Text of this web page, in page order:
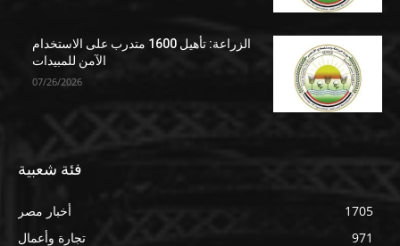
الزراعة: تأهيل 1600 متدرب على الاستخدام
الآمن للمبيدات
07/26/2026
فئة شعبية
أخبار مصر
1705
تجارة وأعمال
971